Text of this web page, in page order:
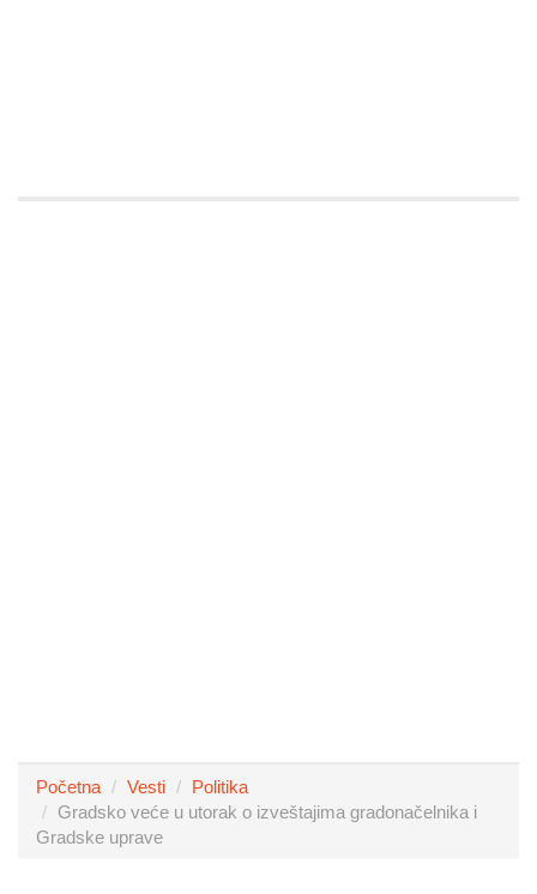
Početna Vesti
Politika
Gradsko veće u utorak o izveštajima gradonačelnika i
Gradske uprave